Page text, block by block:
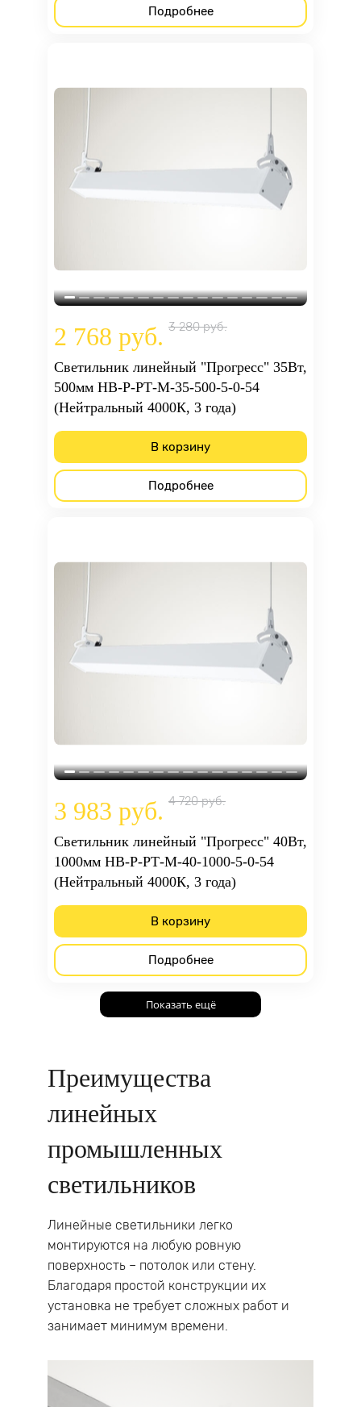
Подробнее
2 768 руб. 3 280 руб.
Светильник линейный "Прогресс" 35Вт,
500мм НВ-Р-РТ-М-35-500-5-0-54
(Нейтральный 4000К, 3 года)
В корзину
Подробнее
3 983 руб. 4 720 руб.
Светильник линейный "Прогресс" 40Вт,
1000мм НВ-Р-РТ-М-40-1000-5-0-54
(Нейтральный 4000К, 3 года)
В корзину
Подробнее
Показать ещё
Преимущества
линейных
промышленных
светильников
Линейные светильники легко
монтируются на любую ровную
поверхность – потолок или стену.
Благодаря простой конструкции их
установка не требует сложных работ и
занимает минимум времени.